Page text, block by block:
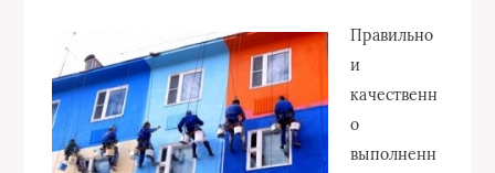
Правильно
и
качественн
о
выполненн